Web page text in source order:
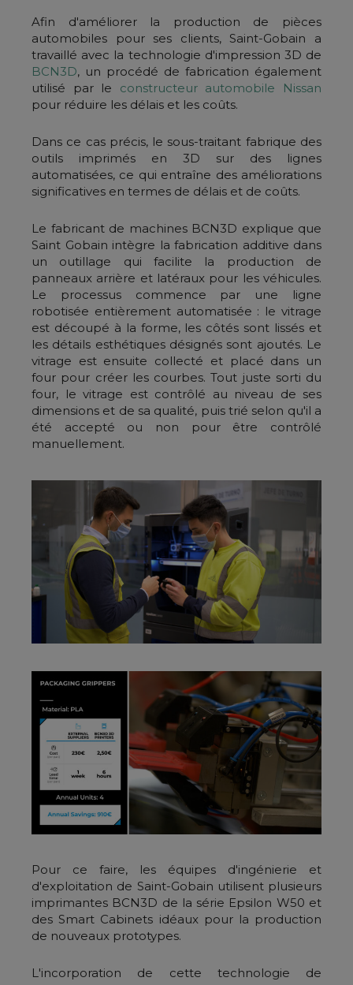
Afin d'améliorer la production de pièces
automobiles pour ses clients, Saint-Gobain a
travaillé avec la technologie d'impression 3D de
BCN3D, un procédé de fabrication également
utilisé par le constructeur automobile Nissan
pour réduire les délais et les coûts.
Dans ce cas précis, le sous-traitant fabrique des
outils imprimés en 3D sur des lignes
automatisées, ce qui entraîne des améliorations
significatives en termes de délais et de coûts.
Le fabricant de machines BCN3D explique que
Saint Gobain intègre la fabrication additive dans
un outillage qui facilite la production de
panneaux arrière et latéraux pour les véhicules.
Le processus commence par une ligne
robotisée entièrement automatisée : le vitrage
est découpé à la forme, les côtés sont lissés et
les détails esthétiques désignés sont ajoutés. Le
vitrage est ensuite collecté et placé dans un
four pour créer les courbes. Tout juste sorti du
four, le vitrage est contrôlé au niveau de ses
dimensions et de sa qualité, puis trié selon qu'il a
été accepté ou non pour être contrôlé
manuellement.
Pour ce faire, les équipes d'ingénierie et
d'exploitation de Saint-Gobain utilisent plusieurs
imprimantes BCN3D de la série Epsilon W50 et
des Smart Cabinets idéaux pour la production
de nouveaux prototypes.
L'incorporation de cette technologie de